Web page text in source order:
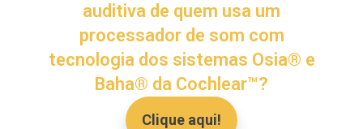
auditiva de quem usa um
processador de som com
tecnologia dos sistemas Osia® e
Baha® da Cochlear™?
Clique aqui!